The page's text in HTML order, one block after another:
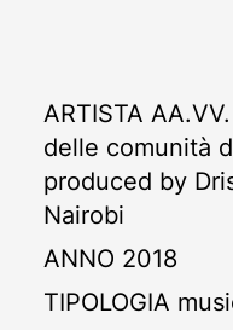
ARTISTA
delle comunità
produced by
Nairobi
ANNO 2018
TIPOLOGIA